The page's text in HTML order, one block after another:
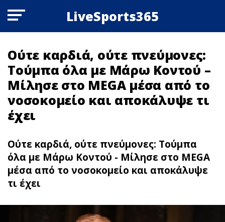
LiveSports365
Ούτε καρδιά, ούτε πνεύμονες:
Τούμπα όλα με Μάρω Κοντού –
Μίλησε στο MEGA μέσα από το
νοσοκομείο και αποκάλυψε τι
έχει
Ούτε καρδιά, ούτε πνεύμονες: Τούμπα
όλα με Μάρω Κοντού - Μίλησε στο MEGA
μέσα από το νοσοκομείο και αποκάλυψε
τι έχει